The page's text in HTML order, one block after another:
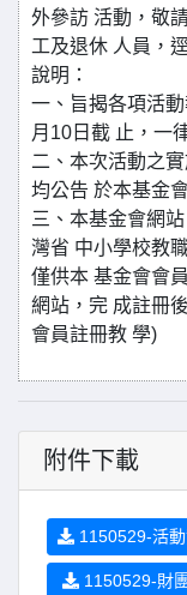
外參訪 活動，敬
工及退休 人員，
說明：
一、旨揭各項活
月10日截 止，一
二、本次活動之
均公告 於本基金
三、本基金會網
灣省 中小學校教
僅供本 基金會會
網站，完 成註冊
會員註冊教 學)
附件下載
1150529-活
1150529-財